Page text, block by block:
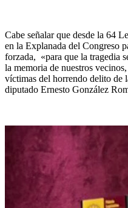
Cabe señalar que desde la 64
en la Explanada del Congreso
forzada, «para que la tragedia
la memoria de nuestros
víctimas del horrendo delito de
diputado Ernesto González